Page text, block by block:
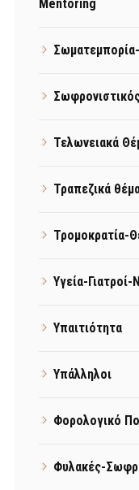
Mentoring
Τελωνειακά
Τραπεζικά
Τρομοκρατία-
Υγεία-
Υπαιτιότητα
Υπάλληλοι
Φορολογικό
Φυλακές-